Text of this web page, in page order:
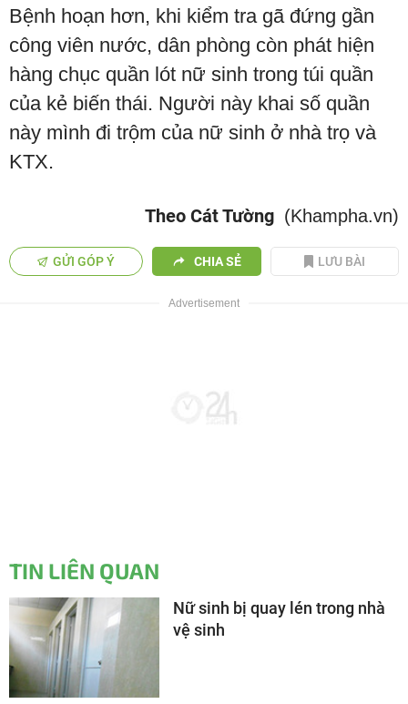
Bệnh hoạn hơn, khi kiểm tra gã đứng gần
công viên nước, dân phòng còn phát hiện
hàng chục quần lót nữ sinh trong túi quần
của kẻ biến thái. Người này khai số quần
này mình đi trộm của nữ sinh ở nhà trọ và
KTX.
Theo Cát Tường (Khampha.vn)
GỬI GÓP Ý CHIA SẺ LƯU BÀI
TIN LIÊN QUAN
Nữ sinh bị quay lén trong nhà
vệ sinh